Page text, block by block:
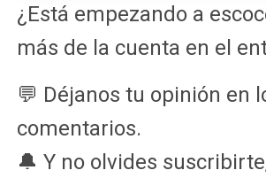
¿Está empezando a
más de la cuenta en el
💬 Déjanos tu opinión en
comentarios.
🔔 Y no olvides